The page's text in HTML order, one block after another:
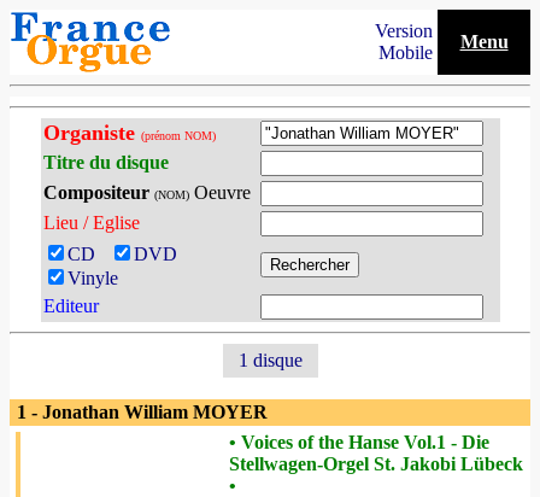
Version
Mobile
Menu
Organiste (prénom NOM)
Titre du disque
Compositeur (NOM)Oeuvre
Lieu / Eglise
CD
DVD
Vinyle
Editeur
1 disque
1 - Jonathan William MOYER
• Voices of the Hanse Vol.1 - Die
Stellwagen-Orgel St. Jakobi Lübeck
•